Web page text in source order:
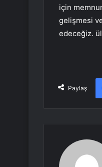
için
gelişmesi
edeceğiz.
Paylaş